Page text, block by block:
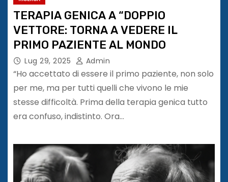
TERAPIA GENICA A “DOPPIO
VETTORE: TORNA A VEDERE IL
PRIMO PAZIENTE AL MONDO
Lug 29, 2025 Admin
“Ho accettato di essere il primo paziente, non solo
per me, ma per tutti quelli che vivono le mie
stesse difficoltà. Prima della terapia genica tutto
era confuso, indistinto. Ora…